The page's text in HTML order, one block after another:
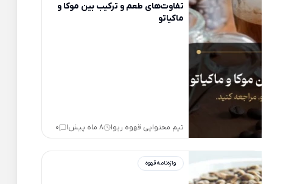
تفاوت‌های طعم و ترکیب بین موکا و
ماکیاتو
تیم محتوایی قهوه ریو | 8 ماه پیش |
0
واژه‌نامه قهوه